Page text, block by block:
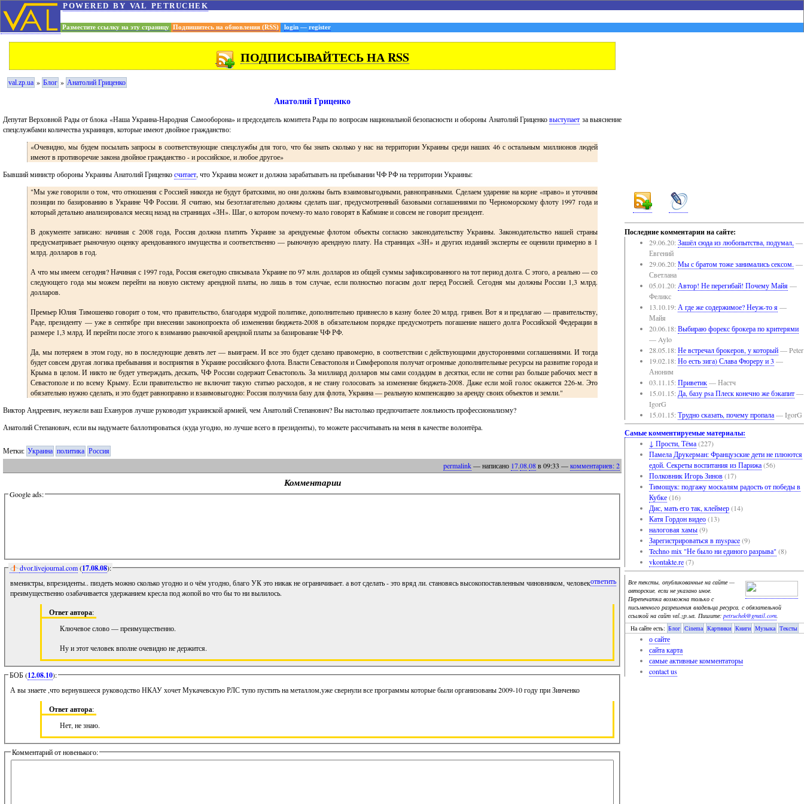
powered by val petruchek
Разместите ссылку на эту страницу Подпишитесь на обновления (RSS) login — register
Последние комментарии на сайте:
29.06.20: Зашёл сюда из любопытства, подумал, —
Евгений
29.06.20: Мы с братом тоже занимались сексом. —
Светлана
05.01.20: Автор! Не перегибай! Почему Майя—
Феликс
13.10.19: А где же содержимое? Неуж-то я—
Майя
20.06.18: Выбираю форекс брокера по критерями
— Aylo
28.05.18: Не встречал брокеров, у который— Peter
19.02.18: Но есть зига) Слава Фюреру и 3 —
Аноним
03.11.15: Приветик— Настч
15.01.15: Да, базу psa Плеск конечно же бэкапит—
IgorG
15.01.15: Трудно сказать, почему пропала— IgorG
Самые комментируемые материалы:
↓ Прости, Тёма(227)
Памела Друкерман: Французские дети не плюются
едой. Секреты воспитания из Парижа(56)
Полковник Игорь Зинов(17)
Тимощук: подгажу москалям радость от победы в
Кубке(16)
Дис, мать его так, клеймер(14)
Катя Гордон видео(13)
налоговая хамы(9)
Зарегистрироваться в myspace(9)
Techno mix "Не было ни единого разрыва" (8)
vkontakte.re(7)
Все тексты, опубликованные на сайте —
авторские, если не указано иное.
Перепечатка возможна только с
письменного разрешения владельца ресурса, с обязательной
ссылкой на сайт val.zp.ua. Пишите: petruchek@gmail.com.
На сайте есть: Блог Cinema Картинки Книги Музыка Тексты
о сайте
сайта карта
самые активные комментаторы
contact us
ПОДПИСЫВАЙТЕСЬ НА RSS
val.zp.ua » Блог » Анатолий Гриценко
Анатолий Гриценко
Депутат Верховной Рады от блока «Наша Украина-Народная Самооборона» и председатель комитета Рады по вопросам национальной безопасности и обороны Анатолий Гриценковыступает за выяснение
спецслужбами количества украинцев, которые имеют двойное гражданство:
«Очевидно, мы будем посылать запросы в соответствующие спецслужбы для того, что бы знать сколько у нас на территории Украины среди наших 46 с остальным миллионов людей
имеют в противоречие закона двойное гражданство - и российское, и любое другое»
Бывший министр обороны Украины Анатолий Гриценкосчитает, что Украина может и должна зарабатывать на пребывании ЧФ РФ на территории Украины:
"Мы уже говорили о том, что отношения с Россией никогда не будут братскими, но они должны быть взаимовыгодными, равноправными. Сделаем ударение на корне «право» и уточним
позиции по базированию в Украине ЧФ России. Я считаю, мы безотлагательно должны сделать шаг, предусмотренный базовыми соглашениями по Черномор­скому флоту 1997 года и
который детально анализировался месяц назад на страницах «ЗН». Шаг, о котором почему-то мало говорят в Кабмине и совсем не говорит президент.
В документе записано: начиная с 2008 года, Россия должна платить Ук­раине за арендуемые флотом объекты согласно законодательству Украины. Зако­нодательство нашей страны
предусматривает рыночную оценку арендованного имущества и соответственно — рыночную арендную плату. На страницах «ЗН» и других изданий эксперты ее оценили примерно в 1
млрд. долларов в год.
А что мы имеем сегодня? Начиная с 1997 года, Россия ежегодно списывала Украине по 97 млн. долларов из общей суммы зафиксированного на тот период долга. С этого, а реально — со
следующего года мы можем перейти на новую систему арендной платы, но лишь в том случае, если полностью погасим долг перед Россией. Сегодня мы должны России 1,3 млрд.
долларов.
Премьер Юлия Тимошенко говорит о том, что правительство, благодаря мудрой политике, дополнительно привнесло в казну более 20 млрд. гривен. Вот я и предлагаю — правительству,
Раде, президенту — уже в сентябре при внесении законопроекта об изменении бюджета-2008 в обязательном порядке предусмотреть погашение нашего долга Российской Федерации в
размере 1,3 млрд. И перейти после этого к взиманию рыночной арендной платы за базирование ЧФ РФ.
Да, мы потеряем в этом году, но в последующие девять лет — выиграем. И все это будет сделано правомерно, в соответствии с действующими двусторонними соглашениями. И тогда
будет совсем другая логика пребывания и восприятия в Украине российского флота. Власти Севастополя и Симферополя получат огромные дополнительные ресурсы на развитие города и
Крыма в целом. И никто не будет утверждать, дескать, ЧФ России содержит Севастополь. За миллиард долларов мы сами создадим в десятки, если не сотни раз больше рабочих мест в
Севастополе и по всему Крыму. Если правительство не включит такую статью расходов, я не стану голосовать за изменение бюджета-2008. Даже если мой голос окажется 226-м. Это
обязательно нужно сделать, и это будет равноправно и взаимовыгодно: Россия получила базу для флота, Украина — реальную компенсацию за аренду своих объектов и земли."
Виктор Андреевич, неужели ваш Ехануров лучше руководит украинской армией, чем Анатолий Степанович? Вы настолько предпочитаете лояльность профессионализму?
Анатолий Степанович, если вы надумаете баллотироваться (куда угодно, но лучше всего в президенты), то можете рассчитывать на меня в качестве волонтёра.
Метки: Украина политика Россия
permalink— написано 17.08.08в 09:33 —комментариев: 2
Комментарии
Google ads:
dvor.livejournal.com(17.08.08):
ответить
вменистры, впрезиденты.. пиздеть можно сколько угодно и о чём угодно, благо УК это никак не ограничивает. а вот сделать - это вряд ли. становясь высокопоставленным чиновником, человек
преимущественно озабачивается удержанием кресла под жопой во что бы то ни вылилось.
Ответ автора:
Ключевое слово — преимущественно.
Ну и этот человек вполне очевидно не держится.
БОБ (12.08.10):
А вы знаете ,что вернувшееся руководство НКАУ хочет Мукачевскую РЛС тупо пустить на металлом,уже свернули все программы которые были организованы 2009-10 году при Зинченко
Ответ автора:
Нет, не знаю.
Комментарий от новенького: